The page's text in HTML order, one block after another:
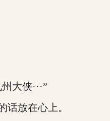
大侠···”
放在心上。